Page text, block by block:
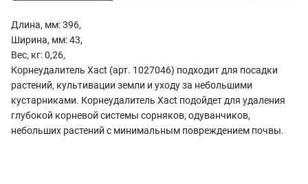
Длина, мм: 396,
Ширина, мм: 43,
Вес, кг: 0,26,
Корнеудалитель Xact (арт. 1027046) подходит для посадки
растений, культивации земли и уходу за небольшими
кустарниками. Корнеудалитель Xact подойдет для удаления
глубокой корневой системы сорняков, одуванчиков,
небольших растений с минимальным повреждением почвы.